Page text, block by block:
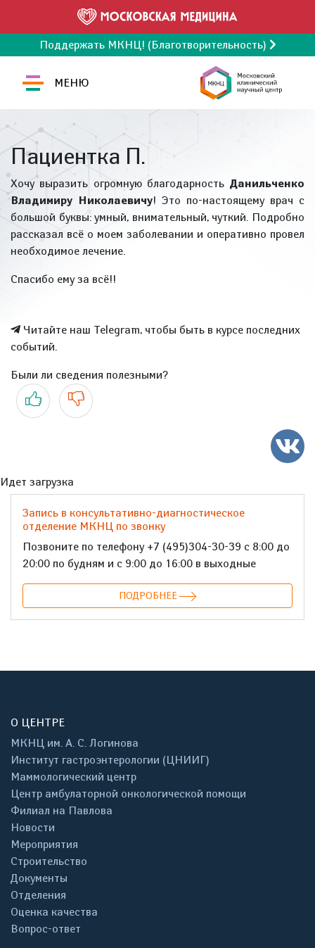
Поддержать МКНЦ! (Благотворительность)
МЕНЮ
Пациентка П.
Хочу выразить огромную благодарность Данильченко
Владимиру Николаевичу! Это по-настоящему врач с
большой буквы: умный, внимательный, чуткий. Подробно
рассказал всё о моем заболевании и оперативно провел
необходимое лечение.
Спасибо ему за всё!!
Читайте наш Telegram, чтобы быть в курсе последних
событий.
Были ли сведения полезными?
Да Нет
Идет загрузка
Запись в консультативно-диагностическое
отделение МКНЦ по звонку
Позвоните по телефону +7 (495)304-30-39 с 8:00 до
20:00 по будням и с 9:00 до 16:00 в выходные
ПОДРОБНЕЕ
О ЦЕНТРЕ
МКНЦ им. А. С. Логинова
Институт гастроэнтерологии (ЦНИИГ)
Маммологический центр
Центр амбулаторной онкологической помощи
Филиал на Павлова
Новости
Мероприятия
Строительство
Документы
Отделения
Оценка качества
Вопрос-ответ